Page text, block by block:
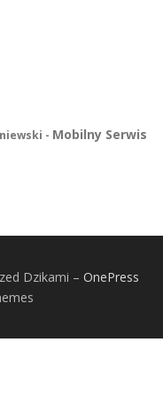
- Mobilny Serwis
Dzikami – OnePress